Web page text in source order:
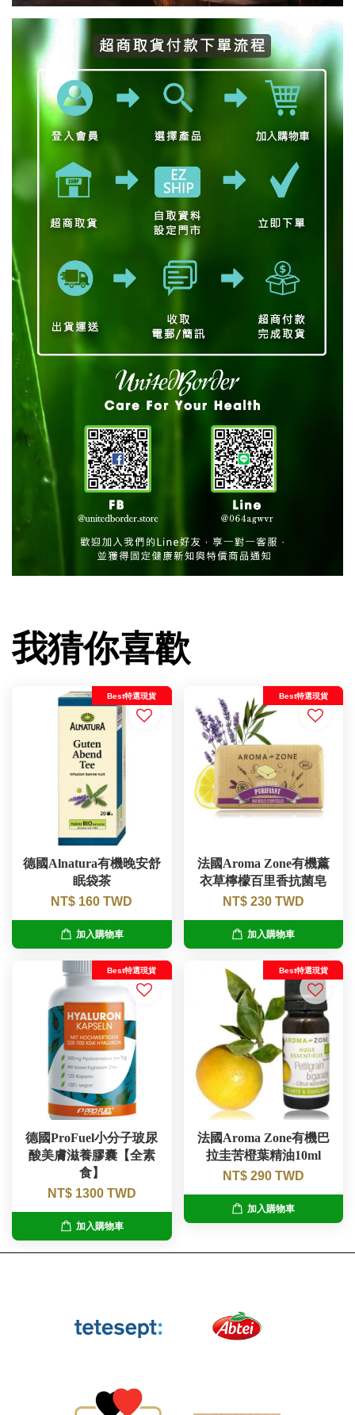
我猜你喜歡
Best特選現貨
德國Alnatura有機晚安舒
眠袋茶
NT$ 160 TWD
加入購物車
Best特選現貨
法國Aroma Zone有機薰
衣草檸檬百里香抗菌皂
NT$ 230 TWD
加入購物車
Best特選現貨
德國ProFuel小分子玻尿
酸美膚滋養膠囊【全素
食】
NT$ 1300 TWD
加入購物車
Best特選現貨
法國Aroma Zone有機巴
拉圭苦橙葉精油10ml
NT$ 290 TWD
加入購物車